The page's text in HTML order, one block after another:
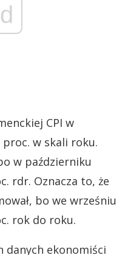
CPI w
proc. w skali roku.
w październiku
rdr. Oznacza to, że
bo we wrześniu
rok do roku.
danych ekonomiści